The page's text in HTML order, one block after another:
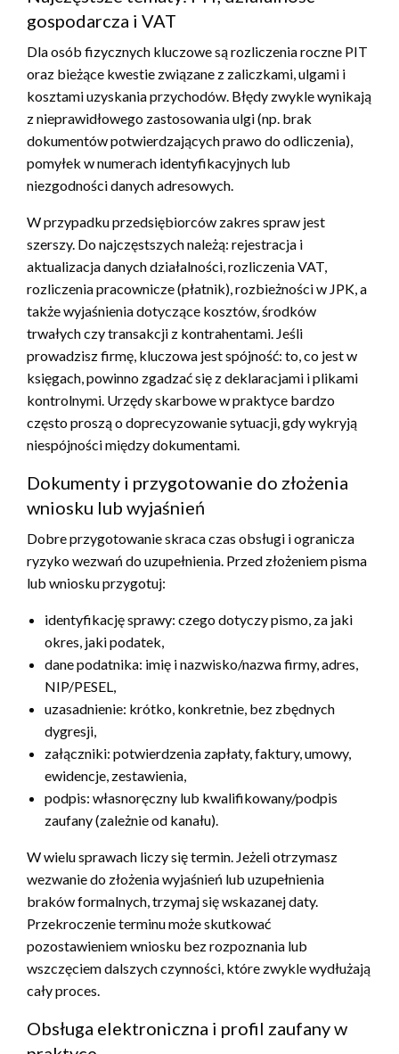
gospodarcza i VAT
Dla osób fizycznych kluczowe są rozliczenia roczne PIT
oraz bieżące kwestie związane z zaliczkami, ulgami i
kosztami uzyskania przychodów. Błędy zwykle wynikają
z nieprawidłowego zastosowania ulgi (np. brak
dokumentów potwierdzających prawo do odliczenia),
pomyłek w numerach identyfikacyjnych lub
niezgodności danych adresowych.
W przypadku przedsiębiorców zakres spraw jest
szerszy. Do najczęstszych należą: rejestracja i
aktualizacja danych działalności, rozliczenia VAT,
rozliczenia pracownicze (płatnik), rozbieżności w JPK, a
także wyjaśnienia dotyczące kosztów, środków
trwałych czy transakcji z kontrahentami. Jeśli
prowadzisz firmę, kluczowa jest spójność: to, co jest w
księgach, powinno zgadzać się z deklaracjami i plikami
kontrolnymi. Urzędy skarbowe w praktyce bardzo
często proszą o doprecyzowanie sytuacji, gdy wykryją
niespójności między dokumentami.
Dokumenty i przygotowanie do złożenia
wniosku lub wyjaśnień
Dobre przygotowanie skraca czas obsługi i ogranicza
ryzyko wezwań do uzupełnienia. Przed złożeniem pisma
lub wniosku przygotuj:
identyfikację sprawy: czego dotyczy pismo, za jaki
okres, jaki podatek,
dane podatnika: imię i nazwisko/nazwa firmy, adres,
NIP/PESEL,
uzasadnienie: krótko, konkretnie, bez zbędnych
dygresji,
załączniki: potwierdzenia zapłaty, faktury, umowy,
ewidencje, zestawienia,
podpis: własnoręczny lub kwalifikowany/podpis
zaufany (zależnie od kanału).
W wielu sprawach liczy się termin. Jeżeli otrzymasz
wezwanie do złożenia wyjaśnień lub uzupełnienia
braków formalnych, trzymaj się wskazanej daty.
Przekroczenie terminu może skutkować
pozostawieniem wniosku bez rozpoznania lub
wszczęciem dalszych czynności, które zwykle wydłużają
cały proces.
Obsługa elektroniczna i profil zaufany w